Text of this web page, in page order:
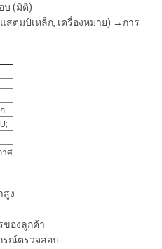
บ (มิติ)
สตมป์เหล็ก, เครื่องหมาย) →การ
าศ
สูง
ของลูกค้า
รณ์ตรวจสอบ